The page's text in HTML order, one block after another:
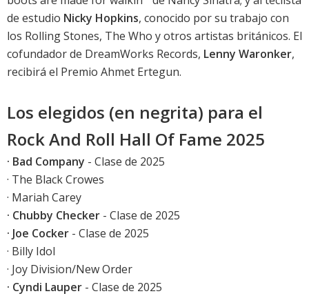
de estudio Nicky Hopkins, conocido por su trabajo con
los Rolling Stones, The Who y otros artistas británicos. El
cofundador de DreamWorks Records, Lenny Waronker,
recibirá el Premio Ahmet Ertegun.
Los elegidos (en negrita) para el
Rock And Roll Hall Of Fame 2025
· Bad Company - Clase de 2025
· The Black Crowes
· Mariah Carey
· Chubby Checker - Clase de 2025
· Joe Cocker - Clase de 2025
· Billy Idol
· Joy Division/New Order
· Cyndi Lauper - Clase de 2025